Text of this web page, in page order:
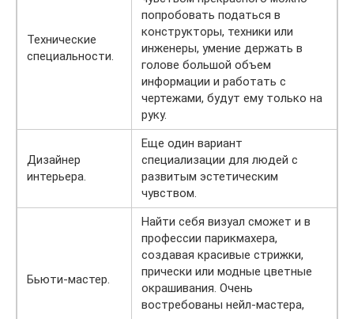
Технические
специальности.
попробовать податься в
конструкторы, техники или
инженеры, умение держать в
голове большой объем
информации и работать с
чертежами, будут ему только на
руку.
Дизайнер
интерьера.
Еще один вариант
специализации для людей с
развитым эстетическим
чувством.
Бьюти-мастер.
Найти себя визуал сможет и в
профессии парикмахера,
создавая красивые стрижки,
прически или модные цветные
окрашивания. Очень
востребованы нейл-мастера,